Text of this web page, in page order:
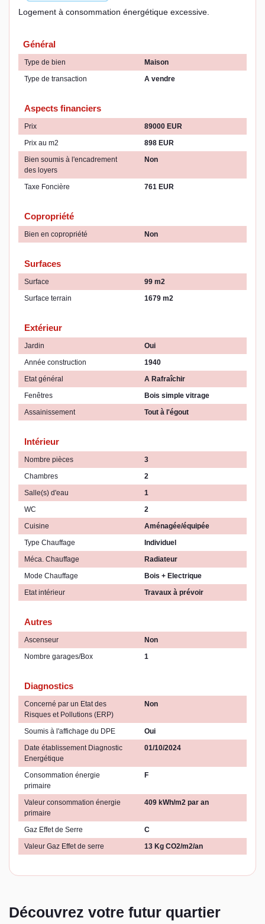
Logement à consommation énergétique excessive.
Général
Type de bien
Maison
Type de transaction
A vendre
Aspects financiers
Prix
89000 EUR
Prix au m2
898 EUR
Bien soumis à l'encadrement
des loyers
Non
Taxe Foncière 761 EUR
Copropriété
Bien en copropriété Non
Surfaces
Surface
99 m2
Surface terrain
1679 m2
Extérieur
Jardin
Oui
Année construction
1940
Etat général
A Rafraîchir
Fenêtres
Bois simple vitrage
Assainissement
Tout à l'égout
Intérieur
Nombre pièces
3
Chambres
2
Salle(s) d'eau
1
WC
2
Cuisine
Aménagée/équipée
Type Chauffage
Individuel
Méca. Chauffage
Radiateur
Mode Chauffage
Bois + Electrique
Etat intérieur
Travaux à prévoir
Autres
Ascenseur
Non
Nombre garages/Box
1
Diagnostics
Concerné par un Etat des
Risques et Pollutions (ERP)
Non
Soumis à l'affichage du DPE
Oui
Date établissement Diagnostic
Energétique
01/10/2024
Consommation énergie
primaire
F
Valeur consommation énergie
primaire
409 kWh/m2 par an
Gaz Effet de Serre
C
Valeur Gaz Effet de serre
13 Kg CO2/m2/an
Découvrez votre futur quartier